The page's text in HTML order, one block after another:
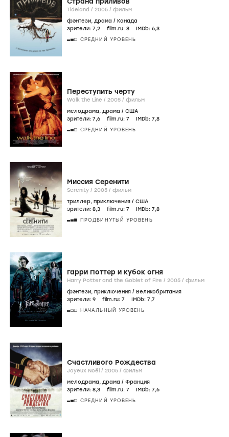
Tideland / 2005 / фильм
фэнтези, драма / Канада
зрители: 7,2 film.ru: 8 IMDb: 6,3
СРЕДНИЙ УРОВЕНЬ
Переступить черту
Walk the Line / 2005 / фильм
мелодрама, драма / США
зрители: 7,6 film.ru: 7 IMDb: 7,8
СРЕДНИЙ УРОВЕНЬ
Миссия Серенити
Serenity / 2005 / фильм
триллер, приключения / США
зрители: 8,3 film.ru: 7 IMDb: 7,8
ПРОДВИНУТЫЙ УРОВЕНЬ
Гарри Поттер и кубок огня
Harry Potter and the Goblet of Fire / 2005 / фильм
фэнтези, приключения / Великобритания
зрители: 9 film.ru: 7 IMDb: 7,7
НАЧАЛЬНЫЙ УРОВЕНЬ
Счастливого Рождества
Joyeux Noël / 2005 / фильм
мелодрама, драма / Франция
зрители: 8,3 film.ru: 7 IMDb: 7,6
СРЕДНИЙ УРОВЕНЬ